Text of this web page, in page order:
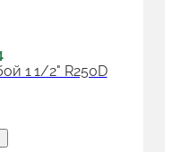
1 1/2" R250D